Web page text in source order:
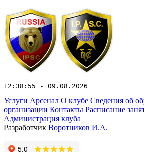
12:38:55 - 09.08.2026
Услуги Арсенал О клубе Сведения об
организации Контакты Расписание
Администрация клуба
Разработчик Воротников И.А.